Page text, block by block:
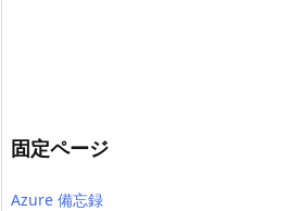
固定ページ
Azure 備忘録